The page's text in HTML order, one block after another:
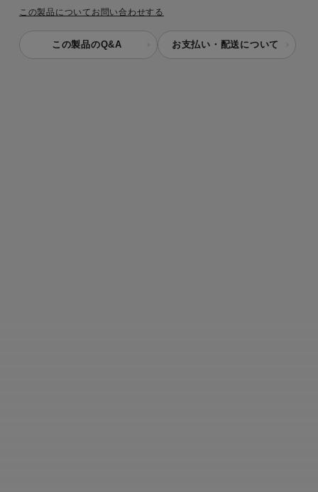
この製品についてお問い合わせする
この製品のQ&A お支払い・配送について